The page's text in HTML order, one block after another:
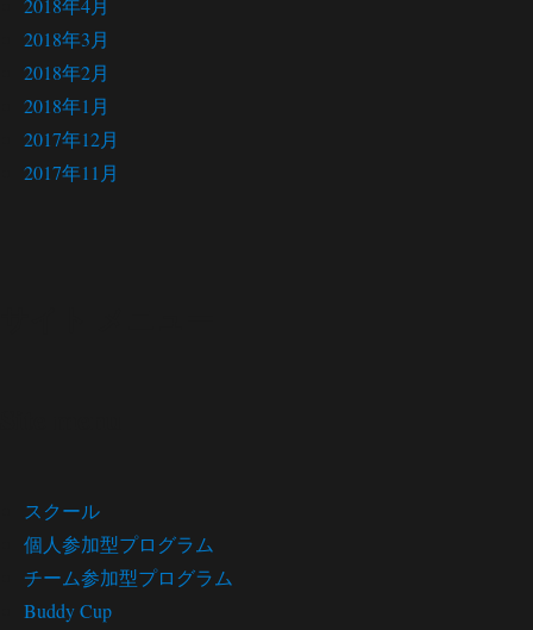
2018年4月
2018年3月
2018年2月
2018年1月
2017年12月
2017年11月
スクール
個人参加型プログラム
チーム参加型プログラム
Buddy Cup